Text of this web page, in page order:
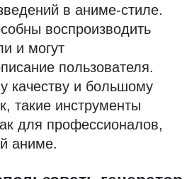
в аниме-стиле.
воспроизводить
и могут
пользователя.
качеству и большому
такие инструменты
для профессионалов,
аниме.